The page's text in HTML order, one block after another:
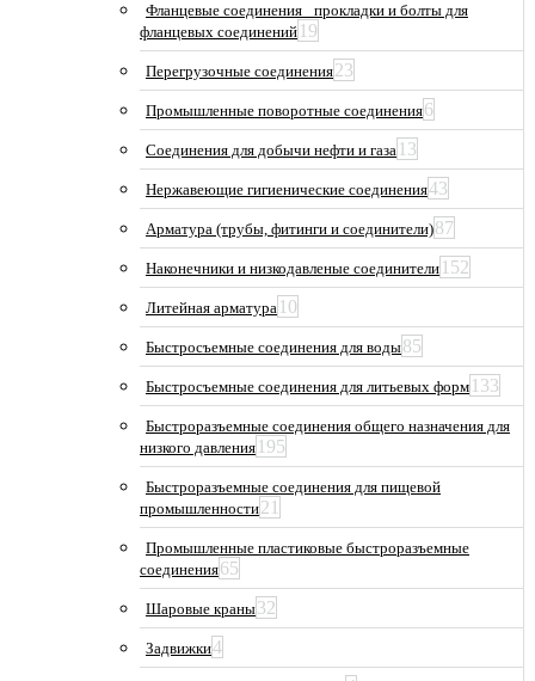
Фланцевые соединения_ прокладки и болты для
фланцевых соединений 19
Перегрузочные соединения23
Промышленные поворотные соединения6
Соединения для добычи нефти и газа 13
Нержавеющие гигиенические соединения43
Арматура (трубы, фитинги и соединители)87
Наконечники и низкодавленые соединители 152
Литейная арматура 10
Быстросъемные соединения для воды85
Быстросъемные соединения для литьевых форм 133
Быстроразъемные соединения общего назначения для
низкого давления 195
Быстроразъемные соединения для пищевой
промышленности21
Промышленные пластиковые быстроразъемные
соединения65
Шаровые краны32
Задвижки4